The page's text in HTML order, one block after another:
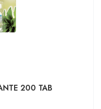
200 TAB